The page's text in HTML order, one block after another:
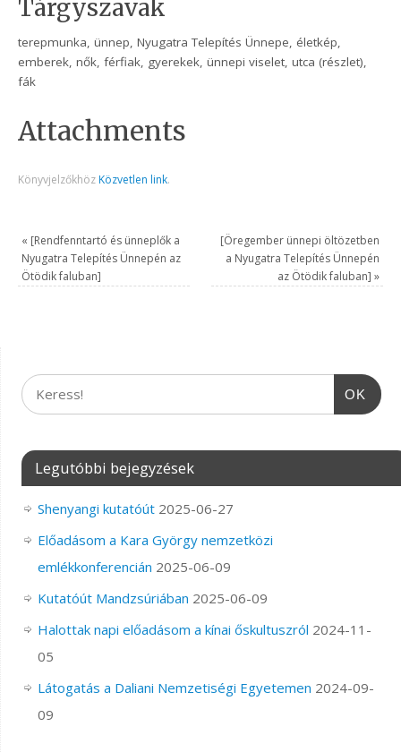
Tárgyszavak
terepmunka, ünnep, Nyugatra Telepítés Ünnepe, életkép,
emberek, nők, férfiak, gyerekek, ünnepi viselet, utca (részlet),
fák
Attachments
Könyvjelzőkhöz Közvetlen link.
« [Rendfenntartó és ünneplők a
Nyugatra Telepítés Ünnepén az
Ötödik faluban]
[Öregember ünnepi öltözetben
a Nyugatra Telepítés Ünnepén
az Ötödik faluban] »
OK
Legutóbbi bejegyzések
Shenyangi kutatóút 2025-06-27
Előadásom a Kara György nemzetközi
emlékkonferencián 2025-06-09
Kutatóút Mandzsúriában 2025-06-09
Halottak napi előadásom a kínai őskultuszról 2024-11-
05
Látogatás a Daliani Nemzetiségi Egyetemen 2024-09-
09